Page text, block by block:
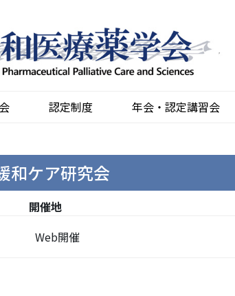
認定制度 年会・認定講習会
和ケア研究会
開催地
Web開催